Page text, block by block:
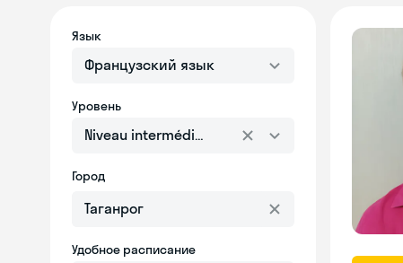
Язык
Французский язык
Уровень
Niveau intermédiaire
Город
Удобное расписание